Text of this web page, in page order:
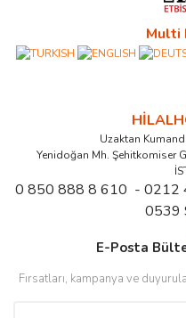
Multi
Uzaktan
Yenidoğan Mh. Şehitkomiser
0 850 888 8 610 - 0212
0539
E-Posta
Fırsatları, kampanya ve